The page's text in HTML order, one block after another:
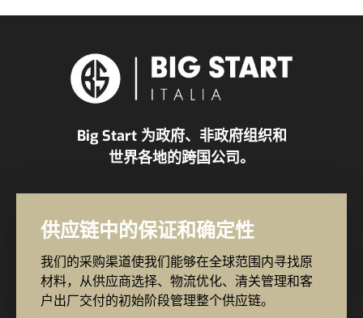
Big Start 为政府、非政府组织和
世界各地的跨国公司。
供应链中的保证和确定性
我们的采购渠道使我们能够在全球范围内寻找原
材料，从供应商选择、物流优化、清关管理和客
户出厂交付的初始阶段管理整个供应链。